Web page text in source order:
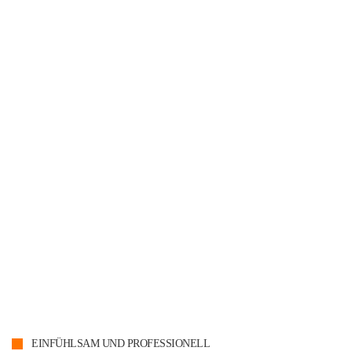
EINFÜHLSAM UND PROFESSIONELL